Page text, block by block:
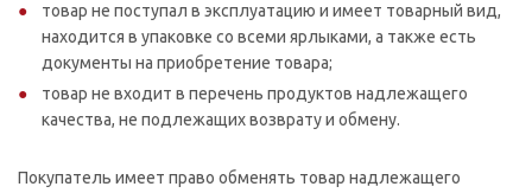
товар не поступал в эксплуатацию и имеет товарный вид,
находится в упаковке со всеми ярлыками, а также есть
документы на приобретение товара;
товар не входит в перечень продуктов надлежащего
качества, не подлежащих возврату и обмену.
Покупатель имеет право обменять товар надлежащего